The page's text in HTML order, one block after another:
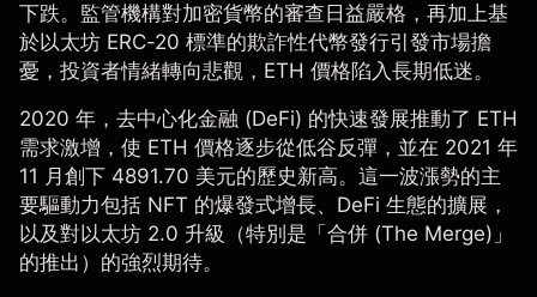
下跌。監管機構對加密貨幣的審查日益嚴格，再加上基
於以太坊 ERC-20 標準的欺詐性代幣發行引發市場擔
憂，投資者情緒轉向悲觀，ETH 價格陷入長期低迷。
2020 年，去中心化金融 (DeFi) 的快速發展推動了 ETH
需求激增，使 ETH 價格逐步從低谷反彈，並在 2021 年
11 月創下 4891.70 美元的歷史新高。這一波漲勢的主
要驅動力包括 NFT 的爆發式增長、DeFi 生態的擴展，
以及對以太坊 2.0 升級（特別是「合併 (The Merge)」
的推出）的強烈期待。